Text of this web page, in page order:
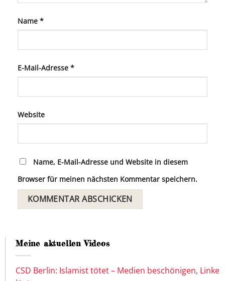
Name *
E-Mail-Adresse *
Website
Name, E-Mail-Adresse und Website in diesem
Browser für meinen nächsten Kommentar speichern.
Meine aktuellen Videos
CSD Berlin: Islamist tötet – Medien beschönigen, Linke